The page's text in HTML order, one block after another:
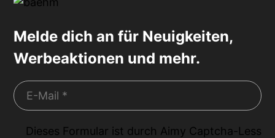
Melde dich an für Neuigkeiten,
Werbeaktionen und mehr.
Dieses Formular ist durch Aimy Captcha-Less